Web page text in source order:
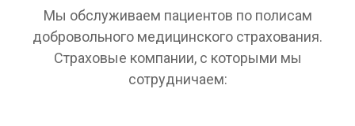
Мы обслуживаем пациентов по полисам
добровольного медицинского страхования.
Страховые компании, с которыми мы
сотрудничаем: